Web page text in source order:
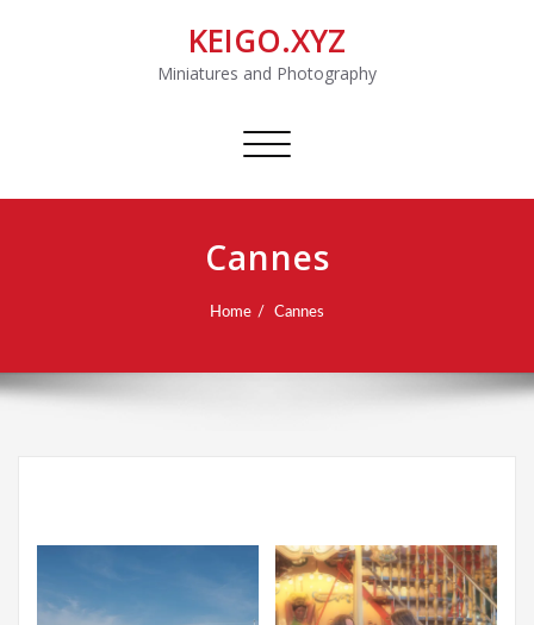
KEIGO.XYZ
Miniatures and Photography
Toggle
Cannes
Home Cannes